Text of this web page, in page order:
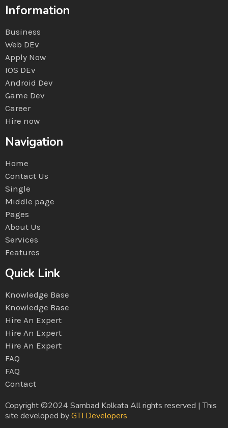
Information
Business
Web DEv
Apply Now
IOS DEv
Android Dev
Game Dev
Career
Hire now
Navigation
Home
Contact Us
Single
Middle page
Pages
About Us
Services
Features
Quick Link
Knowledge Base
Knowledge Base
Hire An Expert
Hire An Expert
Hire An Expert
FAQ
FAQ
Contact
Copyright ©2024 Sambad Kolkata All rights reserved | This
site developed byGTI Developers